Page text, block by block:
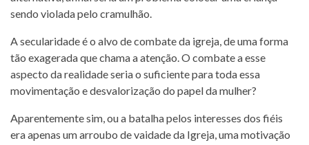
sendo violada pelo cramulhão.
A secularidade é o alvo de combate da igreja, de uma forma
tão exagerada que chama a atenção. O combate a esse
aspecto da realidade seria o suficiente para toda essa
movimentação e desvalorização do papel da mulher?
Aparentemente sim, ou a batalha pelos interesses dos fiéis
era apenas um arroubo de vaidade da Igreja, uma motivação